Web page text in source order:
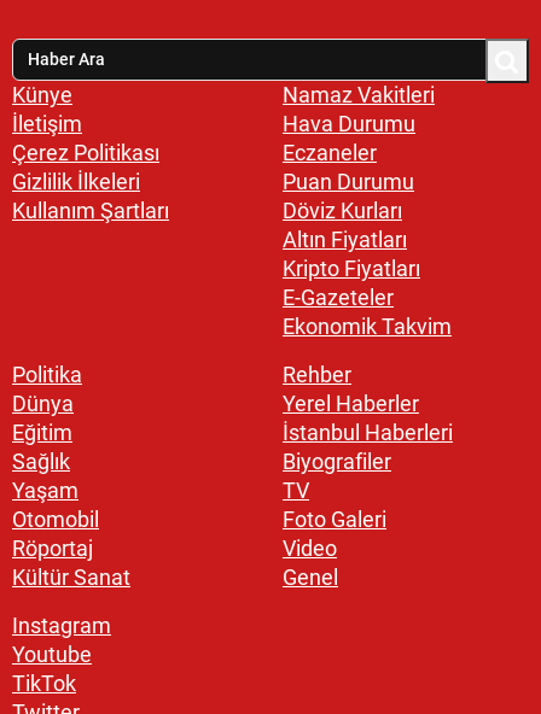
Künye
İletişim
Çerez Politikası
Gizlilik İlkeleri
Kullanım Şartları
Namaz Vakitleri
Hava Durumu
Eczaneler
Puan Durumu
Döviz Kurları
Altın Fiyatları
Kripto Fiyatları
E-Gazeteler
Ekonomik Takvim
Politika
Dünya
Eğitim
Sağlık
Yaşam
Otomobil
Röportaj
Kültür Sanat
Rehber
Yerel Haberler
İstanbul Haberleri
Biyografiler
TV
Foto Galeri
Video
Genel
Instagram
Youtube
TikTok